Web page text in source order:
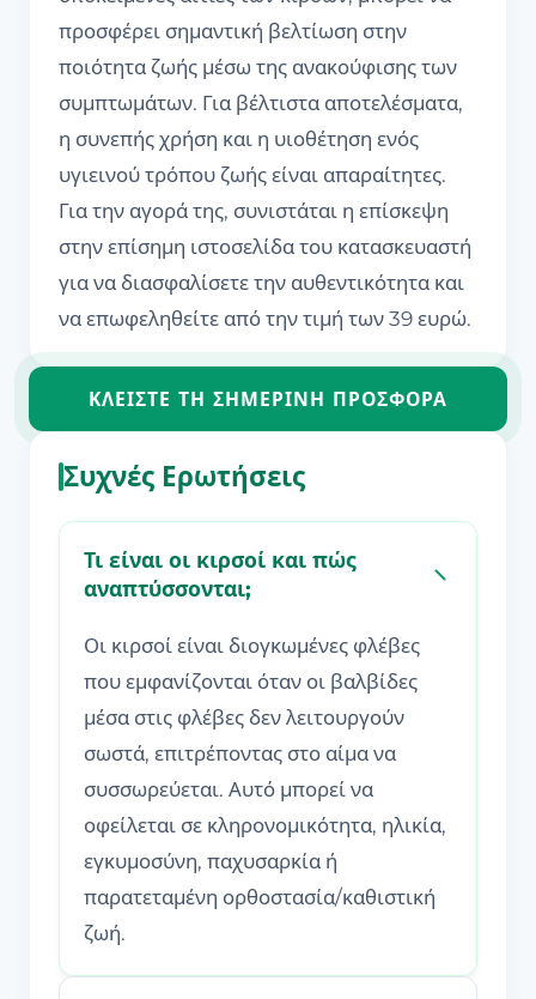
προσφέρει σημαντική βελτίωση στην
ποιότητα ζωής μέσω της ανακούφισης των
συμπτωμάτων. Για βέλτιστα αποτελέσματα,
η συνεπής χρήση και η υιοθέτηση ενός
υγιεινού τρόπου ζωής είναι απαραίτητες.
Για την αγορά της, συνιστάται η επίσκεψη
στην επίσημη ιστοσελίδα του κατασκευαστή
για να διασφαλίσετε την αυθεντικότητα και
να επωφεληθείτε από την τιμή των 39 ευρώ.
ΚΛΕΊΣΤΕ ΤΗ ΣΗΜΕΡΙΝΉ ΠΡΟΣΦΟΡΆ
Συχνές Ερωτήσεις
Τι είναι οι κιρσοί και πώς
αναπτύσσονται;
Οι κιρσοί είναι διογκωμένες φλέβες
που εμφανίζονται όταν οι βαλβίδες
μέσα στις φλέβες δεν λειτουργούν
σωστά, επιτρέποντας στο αίμα να
συσσωρεύεται. Αυτό μπορεί να
οφείλεται σε κληρονομικότητα, ηλικία,
εγκυμοσύνη, παχυσαρκία ή
παρατεταμένη ορθοστασία/καθιστική
ζωή.